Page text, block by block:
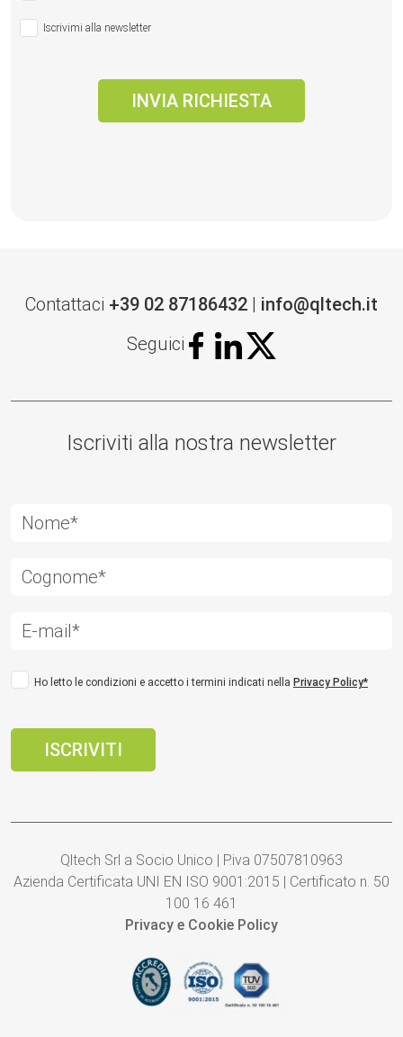
Iscrivimi alla newsletter
Contattaci +39 02 87186432 | info@qltech.it
Seguici
Iscriviti alla nostra newsletter
Ho letto le condizioni e accetto i termini indicati nella Privacy Policy*
Qltech Srl a Socio Unico | P.iva 07507810963
Azienda Certificata UNI EN ISO 9001:2015 | Certificato n. 50
100 16 461
Privacy e Cookie Policy